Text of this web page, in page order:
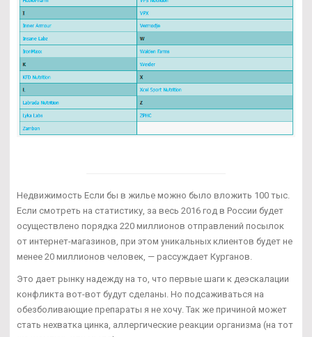
Недвижимость Если бы в жилье можно было вложить 100 тыс.
Если смотреть на статистику, за весь 2016 год в России будет
осуществлено порядка 220 миллионов отправлений посылок
от интернет-магазинов, при этом уникальных клиентов будет не
менее 20 миллионов человек, — рассуждает Курганов.
Это дает рынку надежду на то, что первые шаги к деэскалации
конфликта вот-вот будут сделаны. Но подсаживаться на
обезболивающие препараты я не хочу. Так же причиной может
стать нехватка цинка, аллергические реакции организма (на тот